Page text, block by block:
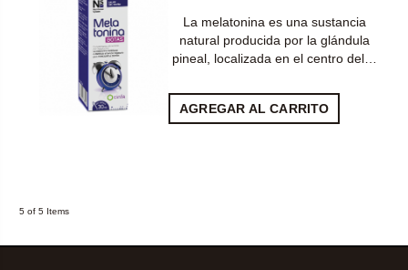
La melatonina es una sustancia
natural producida por la glándula
pineal, localizada en el centro del…
AGREGAR AL CARRITO
5 of 5 Items